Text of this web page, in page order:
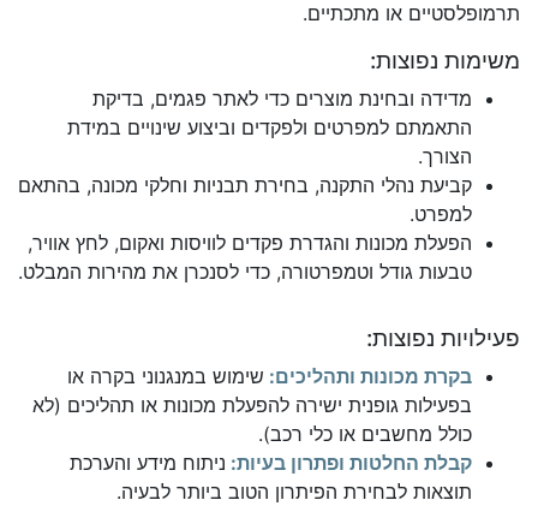
תרמופלסטיים או מתכתיים.
משימות נפוצות:
מדידה ובחינת מוצרים כדי לאתר פגמים, בדיקת
התאמתם למפרטים ולפקדים וביצוע שינויים במידת
הצורך.
קביעת נהלי התקנה, בחירת תבניות וחלקי מכונה, בהתאם
למפרט.
הפעלת מכונות והגדרת פקדים לוויסות ואקום, לחץ אוויר,
טבעות גודל וטמפרטורה, כדי לסנכרן את מהירות המבלט.
פעילויות נפוצות:
בקרת מכונות ותהליכים: שימוש במנגנוני בקרה או
בפעילות גופנית ישירה להפעלת מכונות או תהליכים (לא
כולל מחשבים או כלי רכב).
קבלת החלטות ופתרון בעיות: ניתוח מידע והערכת
תוצאות לבחירת הפיתרון הטוב ביותר לבעיה.